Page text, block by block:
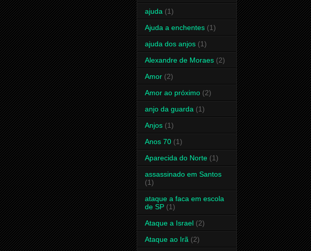
ajuda (1)
Ajuda a enchentes (1)
ajuda dos anjos (1)
Alexandre de Moraes (2)
Amor (2)
Amor ao próximo (2)
anjo da guarda (1)
Anjos (1)
Anos 70 (1)
Aparecida do Norte (1)
assassinado em Santos
(1)
ataque a faca em escola
de SP (1)
Ataque a Israel (2)
Ataque ao Irã (2)